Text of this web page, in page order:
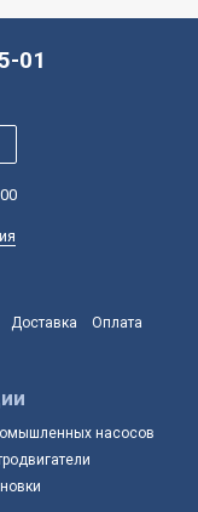
01
Доставка
Оплата
насосов